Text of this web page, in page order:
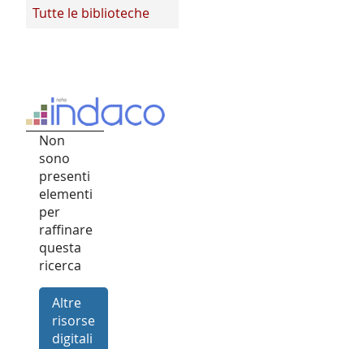
Tutte le biblioteche
Non
sono
presenti
elementi
per
raffinare
questa
ricerca
Altre
risorse
digitali